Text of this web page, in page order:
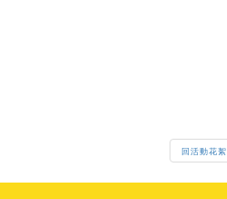
回活動花絮